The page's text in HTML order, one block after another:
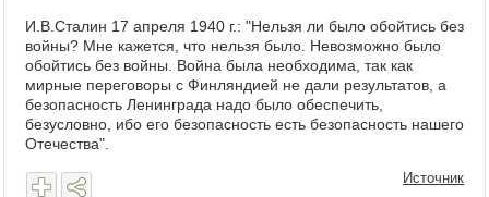
И.В.Сталин 17 апреля 1940 г.: "Нельзя ли было обойтись без
войны? Мне кажется, что нельзя было. Невозможно было
обойтись без войны. Война была необходима, так как
мирные переговоры с Финляндией не дали результатов, а
безопасность Ленинграда надо было обеспечить,
безусловно, ибо его безопасность есть безопасность нашего
Отечества".
Источник